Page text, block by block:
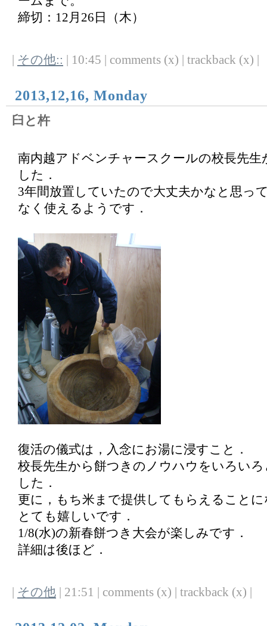
締切：12月26日（木）
その他:: | 10:45 | comments (x) | trackback (x) |
2013,12,16, Monday
臼と杵
南内越アドベンチャースクールの校長先生
した．
3年間放置していたので大丈夫かなと思っ
なく使えるようです．
復活の儀式は，入念にお湯に浸すこと．
校長先生から餅つきのノウハウをいろい
した．
更に，もち米まで提供してもらえること
とても嬉しいです．
1/8(水)の新春餅つき大会が楽しみです．
詳細は後ほど．
その他 | 21:51 | comments (x) | trackback (x) |